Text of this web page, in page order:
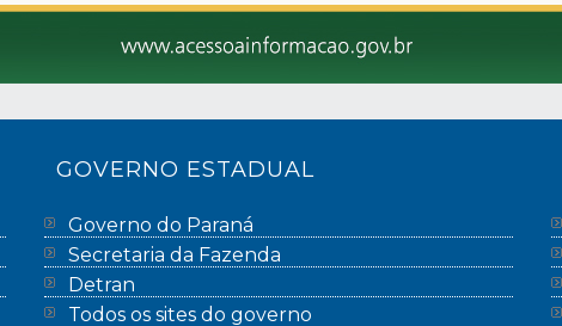
GOVERNO ESTADUAL
Governo do Paraná
Secretaria da Fazenda
Detran
Todos os sites do governo